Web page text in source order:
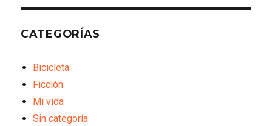
CATEGORÍAS
Bicicleta
Ficción
Mi vida
Sin categoría